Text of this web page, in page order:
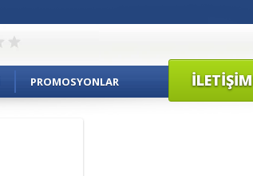
PROMOSYONLAR İLETIŞIM